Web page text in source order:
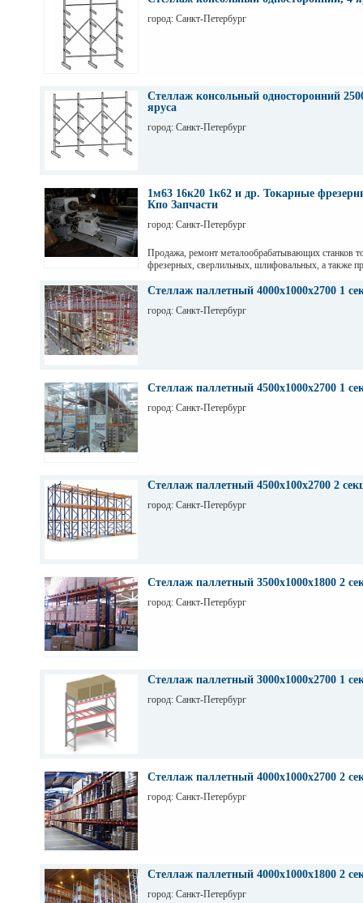
город: Санкт-Петербург
Стеллаж консольный односторонний
яруса
город: Санкт-Петербург
1м63 16к20 1к62 и др. Токарные
Кпо Запчасти
город: Санкт-Петербург
Продажа, ремонт металообрабатывающих станков
фрезерных, сверлильных, шлифовальных, а также
оборудования. Торг. Выбор. Пусконаладка. Санкт-
Стеллаж паллетный 4000х1000х2700 1
город: Санкт-Петербург
Стеллаж паллетный 4500х1000х2700 1
город: Санкт-Петербург
Стеллаж паллетный 4500х100х2700 2
город: Санкт-Петербург
Стеллаж паллетный 3500х1000х1800 2
город: Санкт-Петербург
Стеллаж паллетный 3000х1000х2700 1
город: Санкт-Петербург
Стеллаж паллетный 4000х1000х2700 2
город: Санкт-Петербург
Стеллаж паллетный 4000х1000х1800 2
город: Санкт-Петербург